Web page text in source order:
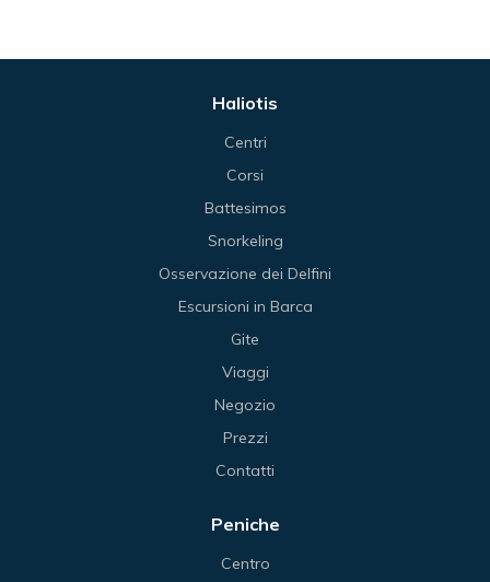
Haliotis
Centri
Corsi
Battesimos
Snorkeling
Osservazione dei Delfini
Escursioni in Barca
Gite
Viaggi
Negozio
Prezzi
Contatti
Peniche
Centro